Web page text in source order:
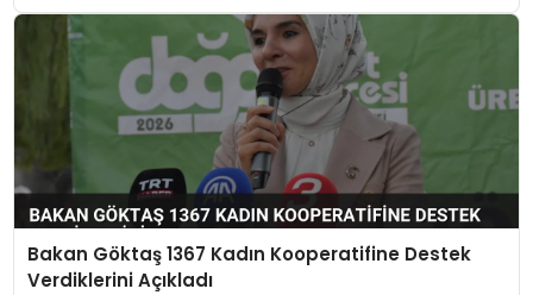
Bakan Göktaş 1367 Kadın Kooperatifine Destek
Verdiklerini Açıkladı